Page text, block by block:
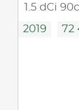
1.5 dCi
2019 72